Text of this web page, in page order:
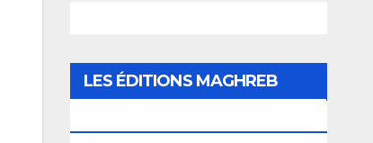
LES ÉDITIONS MAGHREB